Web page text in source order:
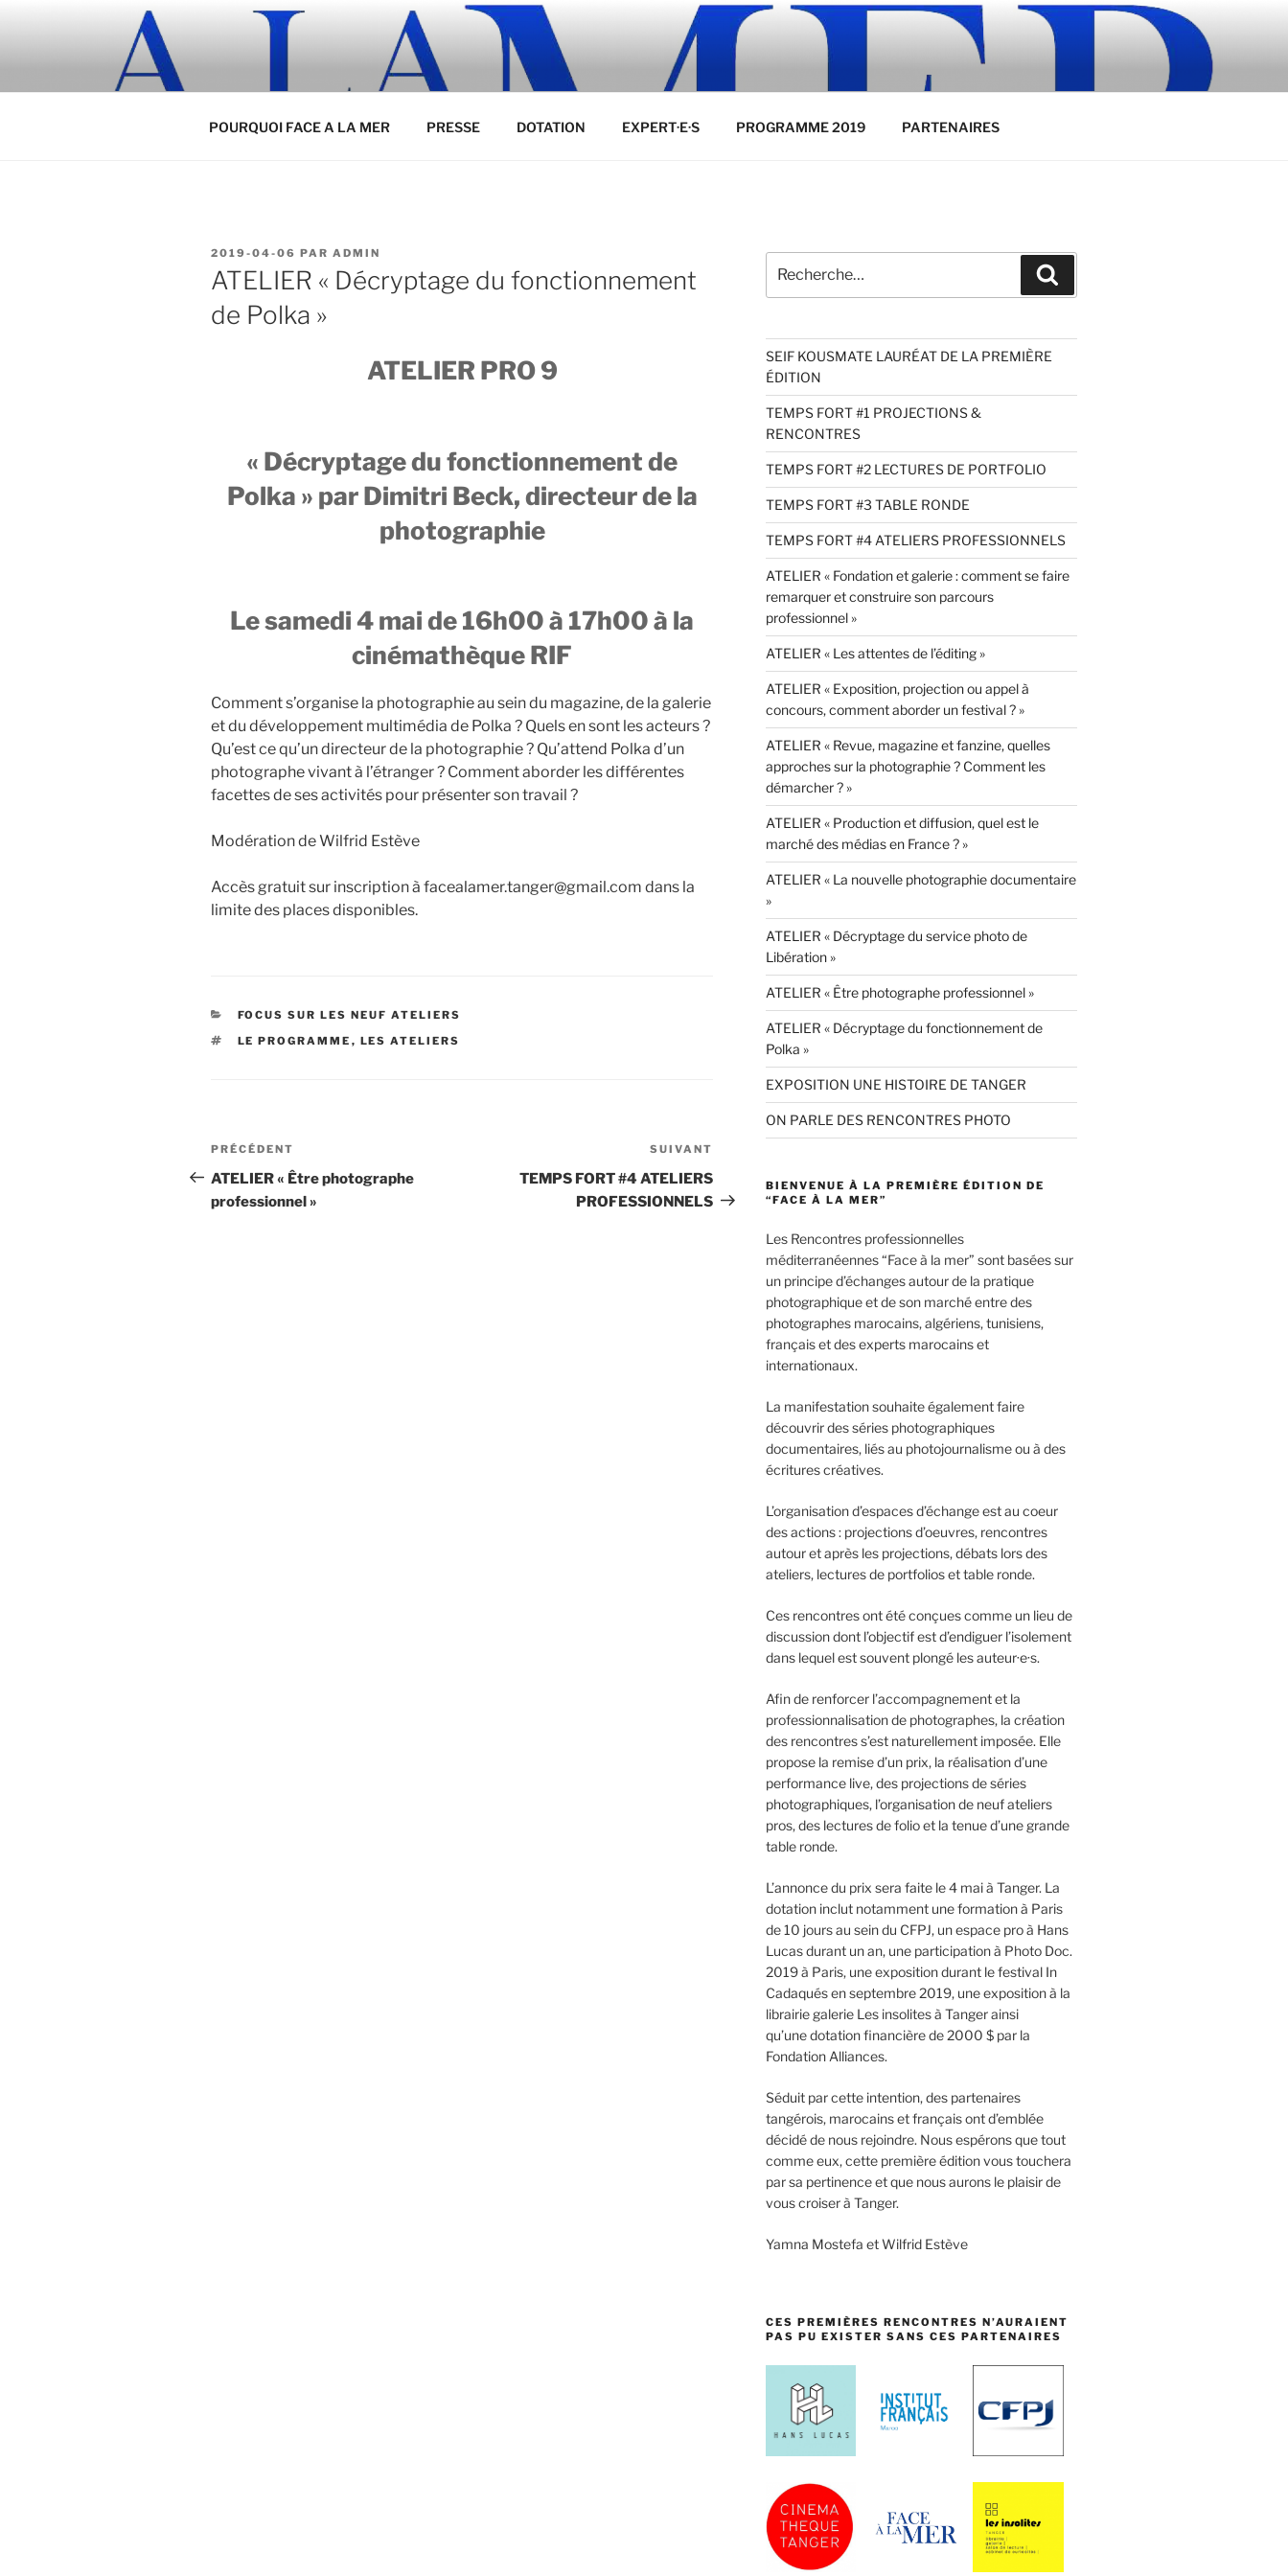
POURQUOI FACE A LA MER PRESSE DOTATION EXPERT·E·S PROGRAMME 2019 PARTENAIRES
PUBLIÉ
LE
2019-04-06 PAR ADMIN
ATELIER « Décryptage du fonctionnement
de Polka »
ATELIER PRO 9
« Décryptage du fonctionnement de
Polka » par Dimitri Beck, directeur de la
photographie
Le samedi 4 mai de 16h00 à 17h00 à la
cinémathèque RIF
Comment s’organise la photographie au sein du magazine, de la galerie
et du développement multimédia de Polka ? Quels en sont les acteurs ?
Qu’est ce qu’un directeur de la photographie ? Qu’attend Polka d’un
photographe vivant à l’étranger ? Comment aborder les différentes
facettes de ses activités pour présenter son travail ?
Modération de Wilfrid Estève
Accès gratuit sur inscription à facealamer.tanger@gmail.com dans la
limite des places disponibles.
CATÉGORIES
FOCUS SUR LES NEUF ATELIERS
ÉTIQUETTES
LE PROGRAMME , LES ATELIERS
Navigation
de
l’article
Article
précédent
PRÉCÉDENT
ATELIER « Être photographe
professionnel »
suivant
SUIVANT
TEMPS FORT #4 ATELIERS
PROFESSIONNELS
pour
:
SEIF KOUSMATE LAURÉAT DE LA PREMIÈRE
ÉDITION
TEMPS FORT #1 PROJECTIONS &
RENCONTRES
TEMPS FORT #2 LECTURES DE PORTFOLIO
TEMPS FORT #3 TABLE RONDE
TEMPS FORT #4 ATELIERS PROFESSIONNELS
ATELIER « Fondation et galerie : comment se faire
remarquer et construire son parcours
professionnel »
ATELIER « Les attentes de l’éditing »
ATELIER « Exposition, projection ou appel à
concours, comment aborder un festival ? »
ATELIER « Revue, magazine et fanzine, quelles
approches sur la photographie ? Comment les
démarcher ? »
ATELIER « Production et diffusion, quel est le
marché des médias en France ? »
ATELIER « La nouvelle photographie documentaire
»
ATELIER « Décryptage du service photo de
Libération »
ATELIER « Être photographe professionnel »
ATELIER « Décryptage du fonctionnement de
Polka »
EXPOSITION UNE HISTOIRE DE TANGER
ON PARLE DES RENCONTRES PHOTO
BIENVENUE À LA PREMIÈRE ÉDITION DE
“FACE À LA MER”
Les Rencontres professionnelles
méditerranéennes “Face à la mer” sont basées sur
un principe d’échanges autour de la pratique
photographique et de son marché entre des
photographes marocains, algériens, tunisiens,
français et des experts marocains et
internationaux.
La manifestation souhaite également faire
découvrir des séries photographiques
documentaires, liés au photojournalisme ou à des
écritures créatives.
L’organisation d’espaces d’échange est au coeur
des actions : projections d’oeuvres, rencontres
autour et après les projections, débats lors des
ateliers, lectures de portfolios et table ronde.
Ces rencontres ont été conçues comme un lieu de
discussion dont l’objectif est d’endiguer l’isolement
dans lequel est souvent plongé les auteur·e·s.
Afin de renforcer l’accompagnement et la
professionnalisation de photographes, la création
des rencontres s’est naturellement imposée. Elle
propose la remise d’un prix, la réalisation d’une
performance live, des projections de séries
photographiques, l’organisation de neuf ateliers
pros, des lectures de folio et la tenue d’une grande
table ronde.
L’annonce du prix sera faite le 4 mai à Tanger. La
dotation inclut notamment une formation à Paris
de 10 jours au sein du CFPJ, un espace pro à Hans
Lucas durant un an, une participation à Photo Doc.
2019 à Paris, une exposition durant le festival In
Cadaqués en septembre 2019, une exposition à la
librairie galerie Les insolites à Tanger ainsi
qu’une dotation financière de 2000 $ par la
Fondation Alliances.
Séduit par cette intention, des partenaires
tangérois, marocains et français ont d’emblée
décidé de nous rejoindre. Nous espérons que tout
comme eux, cette première édition vous touchera
par sa pertinence et que nous aurons leplaisir de
vous croiser à Tanger.
Yamna Mostefa et Wilfrid Estève
CES PREMIÈRES RENCONTRES N’AURAIENT
PAS PU EXISTER SANS CES PARTENAIRES